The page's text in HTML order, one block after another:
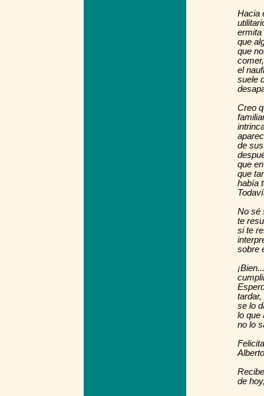
Hacia
ermita
que
que
el
suele
Creo
de
que
que
había
No sé
te
si te
sobre
se lo
lo que
no lo
de